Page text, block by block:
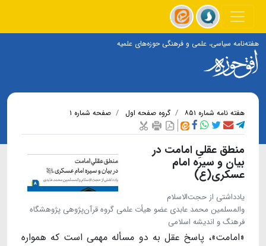
هفته‌نامه سیاسی، علمی و فرهنگی حوزه‌های علمیه
هفته نامه شماره ۸۵۱ گروه صفحه اول صفحه شماره ۱
منطق عقلیِ امامت در
بیان و سیره امام
عسکری(ع)
یادداشتی از حجت‌الاسلام
والمسلمین محمد عابدی عضو هیأت علمی گروه قرآن‌پژوهی پژوهشگاه
فرهنگ و اندیشه اسلامی
«امامت»، پاسخ عقل به دو مسأله مهمی است که همواره